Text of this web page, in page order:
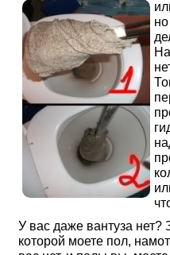
У вас даже вантуза нет?
которой моете пол,